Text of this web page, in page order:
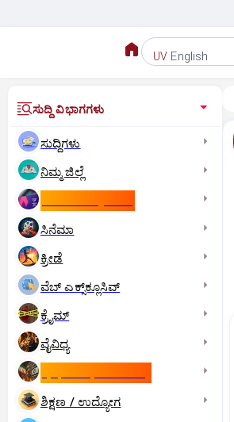
UV English
ಸುದ್ದಿ ವಿಭಾಗಗಳು
ಸುದ್ದಿಗಳು
ನಿಮ್ಮ ಜಿಲ್ಲೆ
ಸಿನೆಮಾ
ಕ್ರೀಡೆ
ವೆಬ್ ಎಕ್ಸ್‌ಕ್ಲೂಸಿವ್
ಕ್ರೈಮ್
ವೈವಿಧ್ಯ
ಶಿಕ್ಷಣ / ಉದ್ಯೋಗ